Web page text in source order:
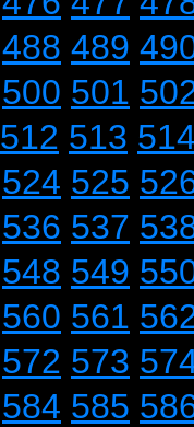
488 489
500 501
512 513
524 525
536 537
548 549
560 561
572 573
584 585